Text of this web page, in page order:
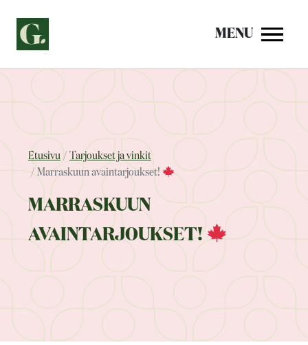
sisältöön
MENU
Etusivu
Tarjoukset ja vinkit
Marraskuun avaintarjoukset!
MARRASKUUN
AVAINTARJOUKSET!